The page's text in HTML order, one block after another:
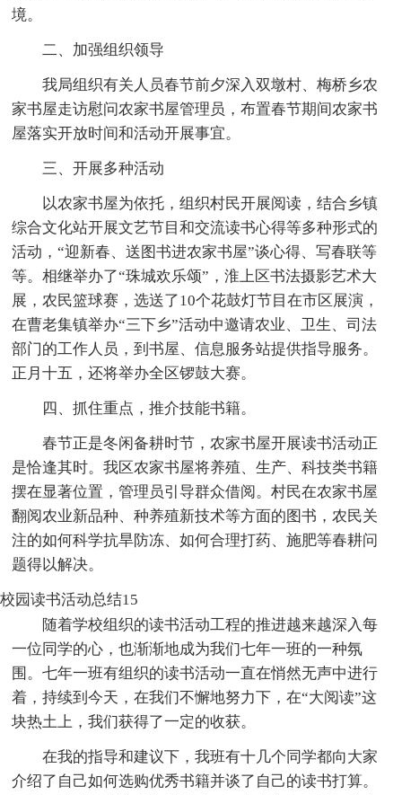
境。
二、加强组织领导
我局组织有关人员春节前夕深入双墩村、梅桥乡农
家书屋走访慰问农家书屋管理员，布置春节期间农家书
屋落实开放时间和活动开展事宜。
三、开展多种活动
以农家书屋为依托，组织村民开展阅读，结合乡镇
综合文化站开展文艺节目和交流读书心得等多种形式的
活动，“迎新春、送图书进农家书屋”谈心得、写春联等
等。相继举办了“珠城欢乐颂”，淮上区书法摄影艺术大
展，农民篮球赛，选送了10个花鼓灯节目在市区展演，
在曹老集镇举办“三下乡”活动中邀请农业、卫生、司法
部门的工作人员，到书屋、信息服务站提供指导服务。
正月十五，还将举办全区锣鼓大赛。
四、抓住重点，推介技能书籍。
春节正是冬闲备耕时节，农家书屋开展读书活动正
是恰逢其时。我区农家书屋将养殖、生产、科技类书籍
摆在显著位置，管理员引导群众借阅。村民在农家书屋
翻阅农业新品种、种养殖新技术等方面的图书，农民关
注的如何科学抗旱防冻、如何合理打药、施肥等春耕问
题得以解决。
校园读书活动总结15
随着学校组织的读书活动工程的推进越来越深入每
一位同学的心，也渐渐地成为我们七年一班的一种氛
围。七年一班有组织的读书活动一直在悄然无声中进行
着，持续到今天，在我们不懈地努力下，在“大阅读”这
块热土上，我们获得了一定的收获。
在我的指导和建议下，我班有十几个同学都向大家
介绍了自己如何选购优秀书籍并谈了自己的读书打算。